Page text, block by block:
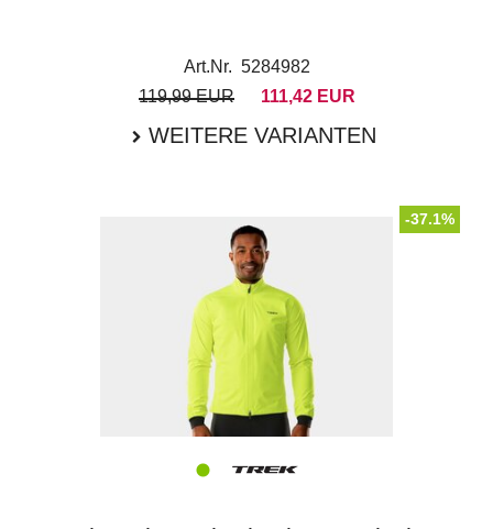
Art.Nr. 5284982
119,99 EUR
111,42 EUR
WEITERE VARIANTEN
-37.1%